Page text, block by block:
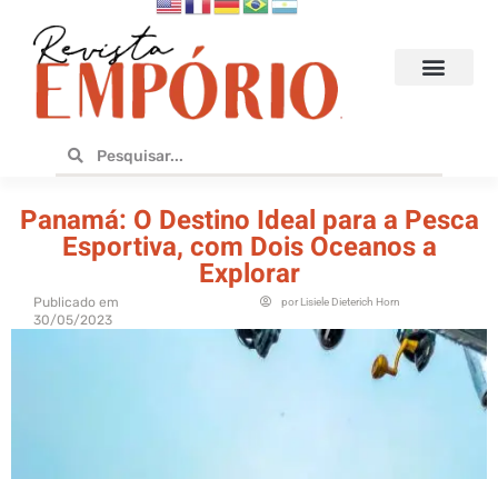
Panamá: O Destino Ideal para a Pesca
Esportiva, com Dois Oceanos a
Explorar
Publicado em
30/05/2023
porLisiele Dieterich Horn